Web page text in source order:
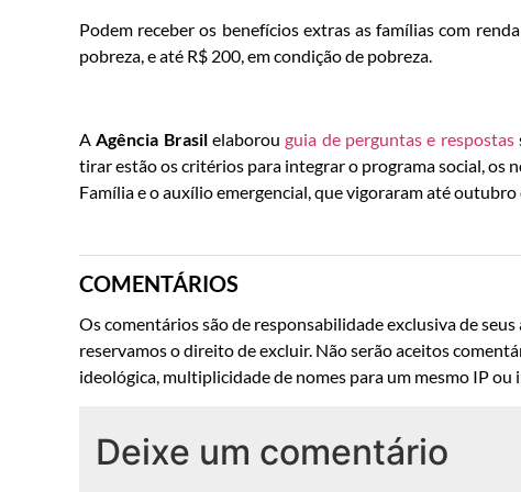
Podem receber os benefícios extras as famílias com renda
pobreza, e até R$ 200, em condição de pobreza.
AAgência Brasilelaborouguia de perguntas e respostas
tirar estão os critérios para integrar o programa social, os
Família e o auxílio emergencial, que vigoraram até outubro
COMENTÁRIOS
Os comentários são de responsabilidade exclusiva de
reservamos o direito de excluir. Não serão aceitos
ideológica, multiplicidade de nomes para um mesmo IP
Deixe um comentário